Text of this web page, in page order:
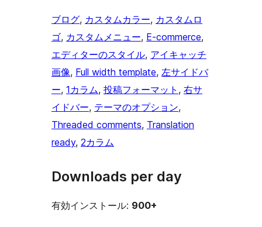
ブログ, カスタムカラー, カスタムロ
ゴ, カスタムメニュー, E-commerce
エディターのスタイル, アイキャッチ
画像, Full width template, 左サイドバ
ー, 1カラム, 投稿フォーマット , 右サ
イドバー, テーマのオプション
Threaded comments, Translation
ready, 2カラム
Downloads per day
有効インストール: 900+